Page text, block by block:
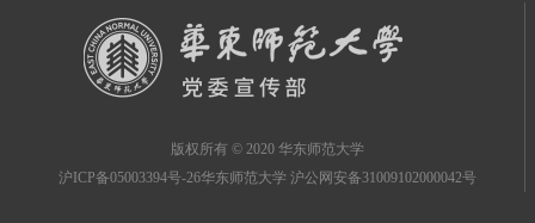
版权所有 © 2020 华东师范大学
沪ICP备05003394号-26华东师范大学 沪公网安备31009102000042号